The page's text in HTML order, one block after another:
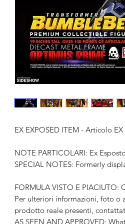
EX EXPOSED ITEM - Articolo EX
NOTE PARTICOLARI: Ex Esposto
SPECIAL NOTES: Formerly
FORMULA VISTO E
Per ulteriori informazioni, foto
prodotto reale presenti,
AS SEEN AND APPROVED: